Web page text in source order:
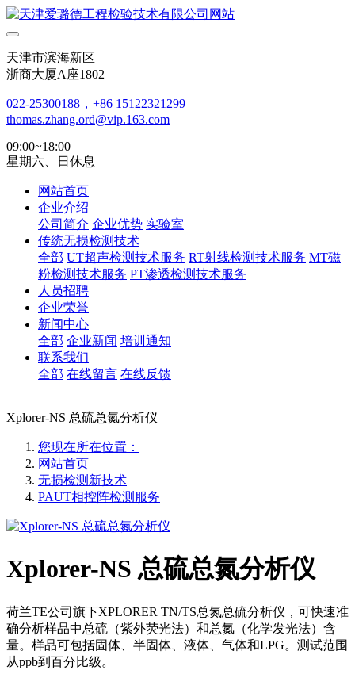
天津市滨海新区
浙商大厦A座1802
022-25300188，+86 15122321299
thomas.zhang.ord@vip.163.com
09:00~18:00
星期六、日休息
网站首页
企业介绍
公司简介 企业优势 实验室
传统无损检测技术
全部 UT超声检测技术服务 RT射线检测技术服务 MT磁
粉检测技术服务 PT渗透检测技术服务
人员招聘
企业荣誉
新闻中心
全部 企业新闻 培训通知
联系我们
全部 在线留言 在线反馈
Xplorer-NS 总硫总氮分析仪
您现在所在位置：
网站首页
无损检测新技术
PAUT相控阵检测服务
Xplorer-NS 总硫总氮分析仪
荷兰TE公司旗下XPLORER TN/TS总氮总硫分析仪，可快速准
确分析样品中总硫（紫外荧光法）和总氮（化学发光法）含
量。样品可包括固体、半固体、液体、气体和LPG。测试范围
从ppb到百分比级。